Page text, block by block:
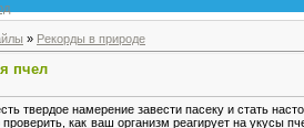
» Рекорды в природе
пчел
твердое намерение завести пасеку и стать
как ваш организм реагирует на укусы